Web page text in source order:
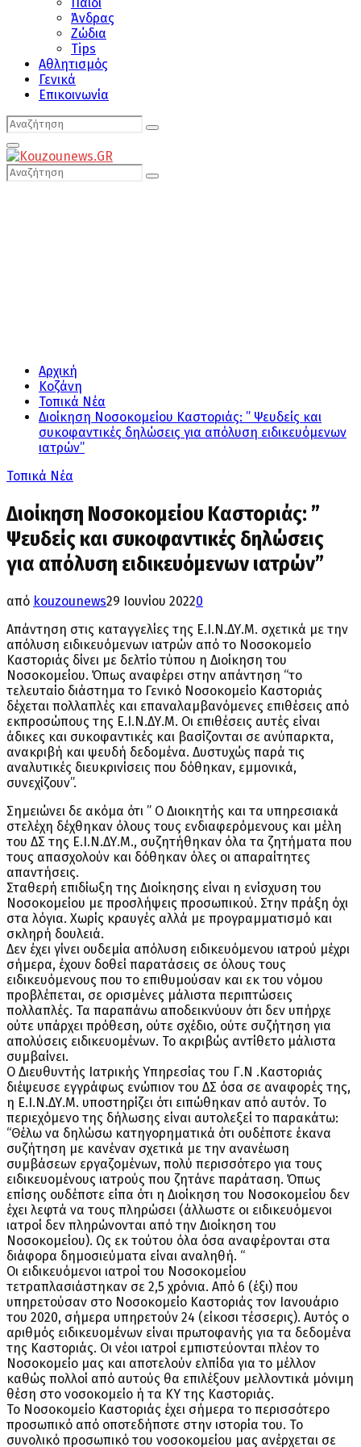
Άνδρας
Ζώδια
Tips
Αθλητισμός
Γενικά
Επικοινωνία
Search
for:
Search
Primary
Menu
Search
for:
Search
Αρχική
Κοζάνη
Τοπικά Νέα
Διοίκηση Νοσοκομείου Καστοριάς: ” Ψευδείς και
συκοφαντικές δηλώσεις για απόλυση ειδικευόμενων
ιατρών”
Τοπικά Νέα
Διοίκηση Νοσοκομείου Καστοριάς: ”
Ψευδείς και συκοφαντικές δηλώσεις
για απόλυση ειδικευόμενων ιατρών”
από kouzounews29 Ιουνίου 20220
Απάντηση στις καταγγελίες της Ε.Ι.Ν.ΔΥ.Μ. σχετικά με την
απόλυση ειδικευόμενων ιατρών από το Νοσοκομείο
Καστοριάς δίνει με δελτίο τύπου η Διοίκηση του
Νοσοκομείου. Όπως αναφέρει στην απάντηση “το
τελευταίο διάστημα το Γενικό Νοσοκομείο Καστοριάς
δέχεται πολλαπλές και επαναλαμβανόμενες επιθέσεις από
εκπροσώπους της Ε.Ι.Ν.ΔΥ.Μ. Οι επιθέσεις αυτές είναι
άδικες και συκοφαντικές και βασίζονται σε ανύπαρκτα,
ανακριβή και ψευδή δεδομένα. Δυστυχώς παρά τις
αναλυτικές διευκρινίσεις που δόθηκαν, εμμονικά,
συνεχίζουν”.
Σημειώνει δε ακόμα ότι ” Ο Διοικητής και τα υπηρεσιακά
στελέχη δέχθηκαν όλους τους ενδιαφερόμενους και μέλη
του ΔΣ της Ε.Ι.Ν.ΔΥ.Μ., συζητήθηκαν όλα τα ζητήματα που
τους απασχολούν και δόθηκαν όλες οι απαραίτητες
απαντήσεις.
Σταθερή επιδίωξη της Διοίκησης είναι η ενίσχυση του
Νοσοκομείου με προσλήψεις προσωπικού. Στην πράξη όχι
στα λόγια. Χωρίς κραυγές αλλά με προγραμματισμό και
σκληρή δουλειά.
Δεν έχει γίνει ουδεμία απόλυση ειδικευόμενου ιατρού μέχρι
σήμερα, έχουν δοθεί παρατάσεις σε όλους τους
ειδικευόμενους που το επιθυμούσαν και εκ του νόμου
προβλέπεται, σε ορισμένες μάλιστα περιπτώσεις
πολλαπλές. Τα παραπάνω αποδεικνύουν ότι δεν υπήρχε
ούτε υπάρχει πρόθεση, ούτε σχέδιο, ούτε συζήτηση για
απολύσεις ειδικευομένων. Το ακριβώς αντίθετο μάλιστα
συμβαίνει.
Ο Διευθυντής Ιατρικής Υπηρεσίας του Γ.Ν .Καστοριάς
διέψευσε εγγράφως ενώπιον του ΔΣ όσα σε αναφορές της,
η Ε.Ι.Ν.ΔΥ.Μ. υποστηρίζει ότι ειπώθηκαν από αυτόν. Το
περιεχόμενο της δήλωσης είναι αυτολεξεί το παρακάτω:
“Θέλω να δηλώσω κατηγορηματικά ότι ουδέποτε έκανα
συζήτηση με κανέναν σχετικά με την ανανέωση
συμβάσεων εργαζομένων, πολύ περισσότερο για τους
ειδικευομένους ιατρούς που ζητάνε παράταση. Όπως
επίσης ουδέποτε είπα ότι η Διοίκηση του Νοσοκομείου δεν
έχει λεφτά να τους πληρώσει (άλλωστε οι ειδικευόμενοι
ιατροί δεν πληρώνονται από την Διοίκηση του
Νοσοκομείου). Ως εκ τούτου όλα όσα αναφέρονται στα
διάφορα δημοσιεύματα είναι αναληθή. “
Οι ειδικευόμενοι ιατροί του Νοσοκομείου
τετραπλασιάστηκαν σε 2,5 χρόνια. Από 6 (έξι) που
υπηρετούσαν στο Νοσοκομείο Καστοριάς τον Ιανουάριο
του 2020, σήμερα υπηρετούν 24 (είκοσι τέσσερις). Αυτός ο
αριθμός ειδικευομένων είναι πρωτοφανής για τα δεδομένα
της Καστοριάς. Οι νέοι ιατροί εμπιστεύονται πλέον το
Νοσοκομείο μας και αποτελούν ελπίδα για το μέλλον
καθώς πολλοί από αυτούς θα επιλέξουν μελλοντικά μόνιμη
θέση στο νοσοκομείο ή τα ΚΥ της Καστοριάς.
Το Νοσοκομείο Καστοριάς έχει σήμερα το περισσότερο
προσωπικό από οποτεδήποτε στην ιστορία του. Το
συνολικό προσωπικό του νοσοκομείου μας ανέρχεται σε